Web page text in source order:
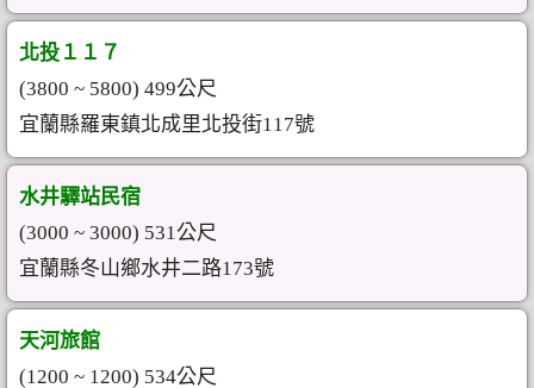
北投１１７
(3800 ~ 5800) 499公尺
宜蘭縣羅東鎮北成里北投街117號
水井驛站民宿
(3000 ~ 3000) 531公尺
宜蘭縣冬山鄉水井二路173號
天河旅館
(1200 ~ 1200) 534公尺